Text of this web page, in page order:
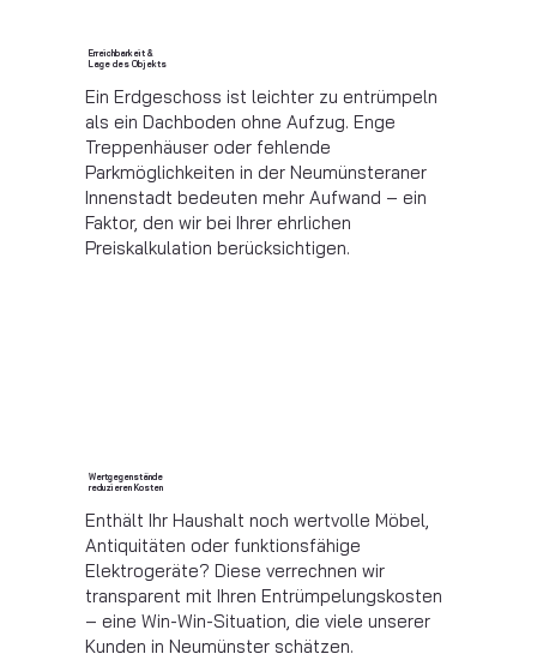
Erreichbarkeit &
Lage des Objekts
Ein Erdgeschoss ist leichter zu entrümpeln
als ein Dachboden ohne Aufzug. Enge
Treppenhäuser oder fehlende
Parkmöglichkeiten in der Neumünsteraner
Innenstadt bedeuten mehr Aufwand – ein
Faktor, den wir bei Ihrer ehrlichen
Preiskalkulation berücksichtigen.
Wertgegenstände
reduzieren Kosten
Enthält Ihr Haushalt noch wertvolle Möbel,
Antiquitäten oder funktionsfähige
Elektrogeräte? Diese verrechnen wir
transparent mit Ihren Entrümpelungskosten
– eine Win-Win-Situation, die viele unserer
Kunden in Neumünster schätzen.